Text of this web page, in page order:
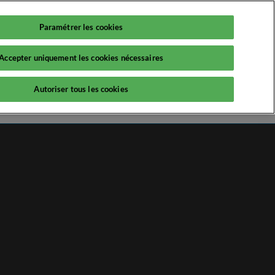
Fr Exposer Participer
Blog
Paramétrer les cookies
uniquement les cookies nécessaires
Autoriser tous les cookies